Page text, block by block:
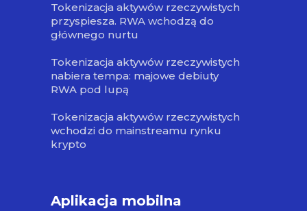
Tokenizacja aktywów rzeczywistych
przyspiesza. RWA wchodzą do
głównego nurtu
Tokenizacja aktywów rzeczywistych
nabiera tempa: majowe debiuty
RWA pod lupą
Tokenizacja aktywów rzeczywistych
wchodzi do mainstreamu rynku
krypto
Aplikacja mobilna